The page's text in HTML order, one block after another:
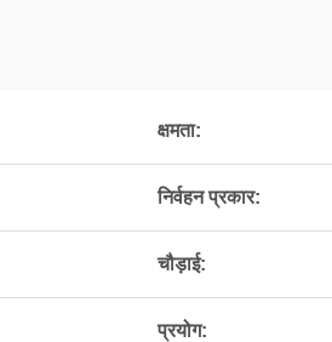
क्षमता:
निर्वहन प्रकार:
चौड़ाई:
प्रयोग: